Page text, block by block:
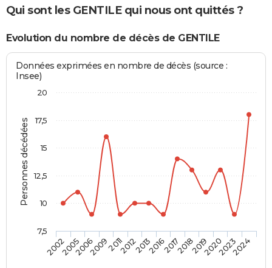
Qui sont les GENTILE qui nous ont quittés ?
Evolution du nombre de décès de GENTILE
Personnes décédées
Données exprimées en nombre de décès (source :
Insee)
20022005200620092011201220132016201720182019202020232024
7,5
10
12,5
15
17,5
20